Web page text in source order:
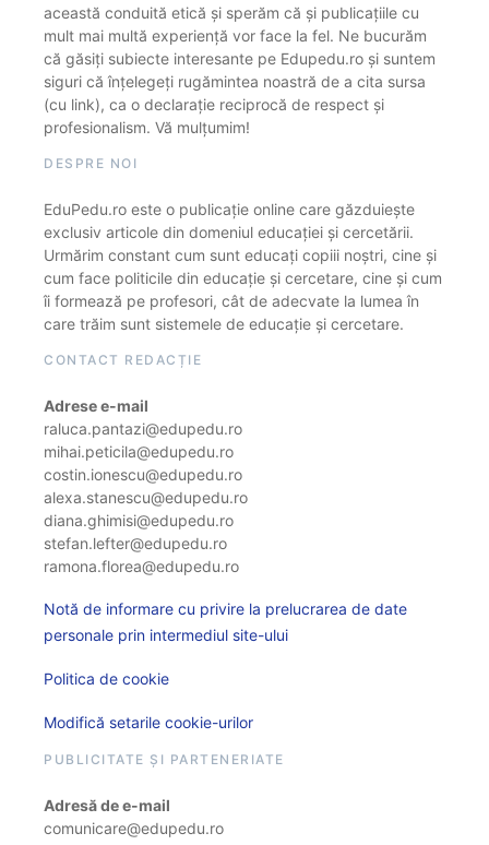
această conduită etică și sperăm că și publicațiile cu
mult mai multă experiență vor face la fel. Ne bucurăm
că găsiți subiecte interesante pe Edupedu.ro și suntem
siguri că înțelegeți rugămintea noastră de a cita sursa
(cu link), ca o declarație reciprocă de respect și
profesionalism. Vă mulțumim!
DESPRE NOI
EduPedu.ro este o publicație online care găzduiește
exclusiv articole din domeniul educației și cercetării.
Urmărim constant cum sunt educați copiii noștri, cine și
cum face politicile din educație și cercetare, cine și cum
îi formează pe profesori, cât de adecvate la lumea în
care trăim sunt sistemele de educație și cercetare.
CONTACT REDACȚIE
Adrese e-mail
raluca.pantazi@edupedu.ro
mihai.peticila@edupedu.ro
costin.ionescu@edupedu.ro
alexa.stanescu@edupedu.ro
diana.ghimisi@edupedu.ro
stefan.lefter@edupedu.ro
ramona.florea@edupedu.ro
Notă de informare cu privire la prelucrarea de date
personale prin intermediul site-ului
Politica de cookie
Modifică setarile cookie-urilor
PUBLICITATE ȘI PARTENERIATE
Adresă de e-mail
comunicare@edupedu.ro